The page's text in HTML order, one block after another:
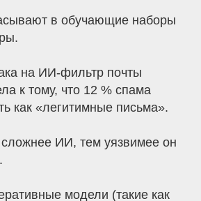
в обучающие наборы
на ИИ-фильтр почты
к тому, что 12 % спама
как «легитимные письма».
ИИ, тем уязвимее он
модели (такие как